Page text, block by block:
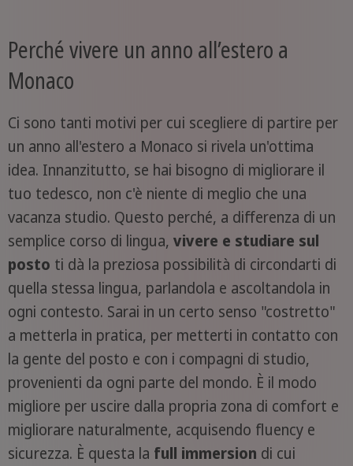
Perché vivere un anno all’estero a
Monaco
Ci sono tanti motivi per cui scegliere di partire per
un anno all'estero a Monaco si rivela un'ottima
idea. Innanzitutto, se hai bisogno di migliorare il
tuo tedesco, non c'è niente di meglio che una
vacanza studio. Questo perché, a differenza di un
semplice corso di lingua, vivere e studiare sul
posto ti dà la preziosa possibilità di circondarti di
quella stessa lingua, parlandola e ascoltandola in
ogni contesto. Sarai in un certo senso "costretto"
a metterla in pratica, per metterti in contatto con
la gente del posto e con i compagni di studio,
provenienti da ogni parte del mondo. È il modo
migliore per uscire dalla propria zona di comfort e
migliorare naturalmente, acquisendo fluency e
sicurezza. È questa la full immersion di cui